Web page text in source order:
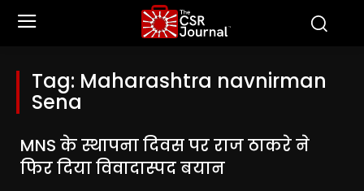
Tag: Maharashtra navnirman
Sena
MNS के स्थापना दिवस पर राज ठाकरे ने
फिर दिया विवादास्पद बयान